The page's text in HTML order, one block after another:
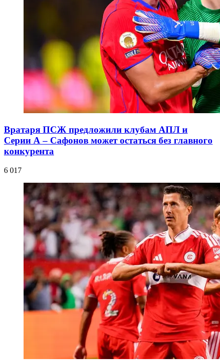
Вратаря ПСЖ предложили клубам АПЛ и
Серии А – Сафонов может остаться без главного
конкурента
6 017